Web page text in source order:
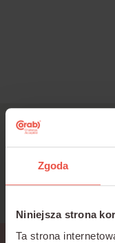
Zgoda
Niniejsza strona
Ta strona
Jesteś
Napisz: